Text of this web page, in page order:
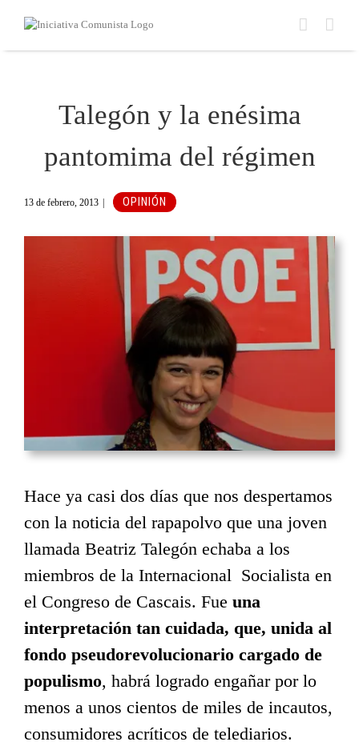
Talegón y la enésima
pantomima del régimen
13 de febrero, 2013 OPINIÓN
Hace ya casi dos días que nos despertamos
con la noticia del rapapolvo que una joven
llamada Beatriz Talegón echaba a los
miembros de la Internacional Socialista en
el Congreso de Cascais. Fue una
interpretación tan cuidada, que, unida al
fondo pseudorevolucionario cargado de
populismo, habrá logrado engañar por lo
menos a unos cientos de miles de incautos,
consumidores acríticos de telediarios.